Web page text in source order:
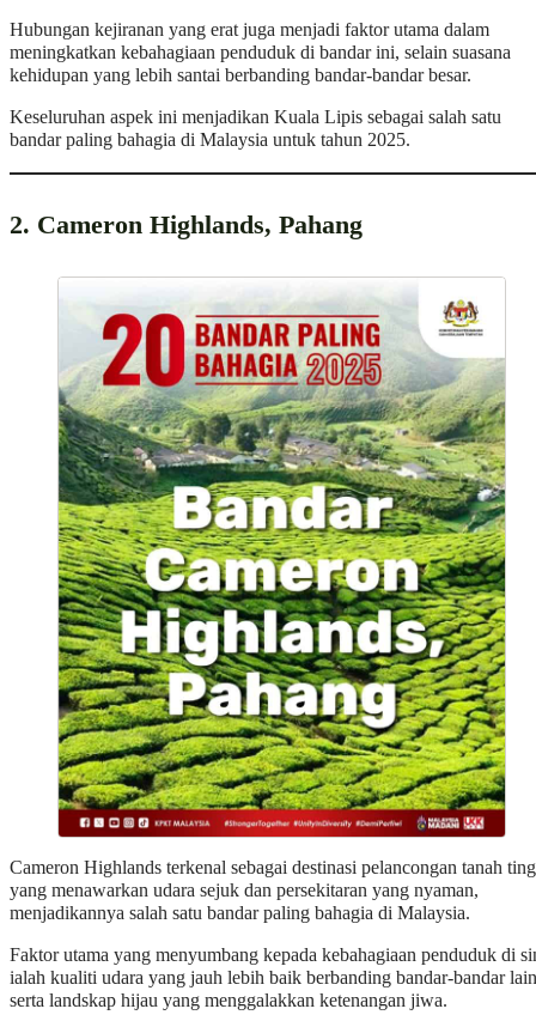
Hubungan kejiranan yang erat juga menjadi faktor utama dalam
meningkatkan kebahagiaan penduduk di bandar ini, selain suasana
kehidupan yang lebih santai berbanding bandar-bandar besar.
Keseluruhan aspek ini menjadikan Kuala Lipis sebagai salah satu
bandar paling bahagia di Malaysia untuk tahun 2025.
2. Cameron Highlands, Pahang
Cameron Highlands terkenal sebagai destinasi pelancongan tanah
yang menawarkan udara sejuk dan persekitaran yang nyaman,
menjadikannya salah satu bandar paling bahagia di Malaysia.
Faktor utama yang menyumbang kepada kebahagiaan penduduk di
ialah kualiti udara yang jauh lebih baik berbanding bandar-bandar
serta landskap hijau yang menggalakkan ketenangan jiwa.